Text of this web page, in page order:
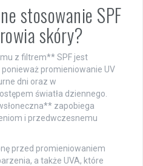
stosowanie SPF
skóry?
z filtrem** SPF jest
promieniowanie UV
dni oraz w
światła dziennego.
zapobiega
i przedwczesnemu
przed promieniowaniem
a także UVA, które